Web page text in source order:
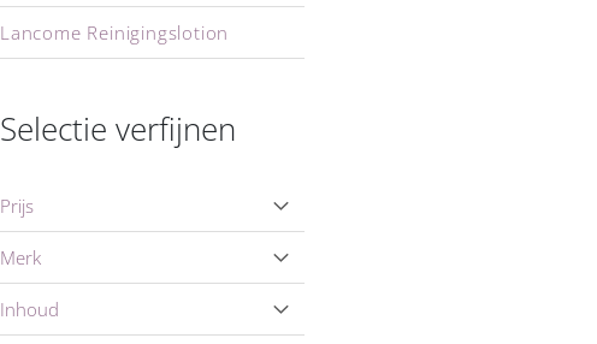
Lancome Reinigingslotion
Nuxe Reinigingslotion
Selectie verfijnen
Prijs
Merk
Inhoud